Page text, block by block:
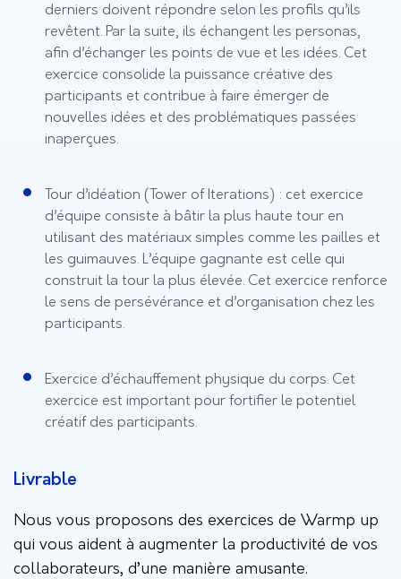
derniers doivent répondre selon les profils qu’ils
revêtent. Par la suite, ils échangent les personas,
afin d’échanger les points de vue et les idées. Cet
exercice consolide la puissance créative des
participants et contribue à faire émerger de
nouvelles idées et des problématiques passées
inaperçues.
Tour d’idéation (Tower of Iterations) : cet exercice
d’équipe consiste à bâtir la plus haute tour en
utilisant des matériaux simples comme les pailles et
les guimauves. L’équipe gagnante est celle qui
construit la tour la plus élevée. Cet exercice renforce
le sens de persévérance et d’organisation chez les
participants.
Exercice d’échauffement physique du corps. Cet
exercice est important pour fortifier le potentiel
créatif des participants.
Livrable
Nous vous proposons des exercices de Warmp up
qui vous aident à augmenter la productivité de vos
collaborateurs, d’une manière amusante.